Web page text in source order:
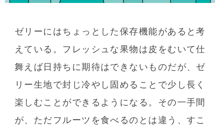
ゼリーにはちょっとした保存機能があると考
えている。フレッシュな果物は皮をむいて仕
舞えば日持ちに期待はできないものだが、ゼ
リー生地で封じ冷やし固めることで少し長く
楽しむことができるようになる。その一手間
が、ただフルーツを食べるのとは違う、すこ